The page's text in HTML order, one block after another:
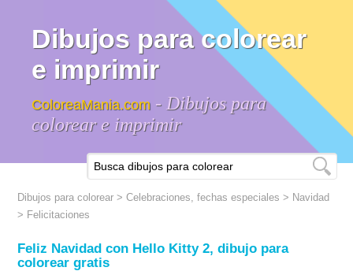
Dibujos para colorear
e imprimir
ColoreaMania.com - Dibujos para
colorear e imprimir
Dibujos para colorear >Celebraciones, fechas especiales > Navidad
> Felicitaciones
Feliz Navidad con Hello Kitty 2, dibujo para
colorear gratis